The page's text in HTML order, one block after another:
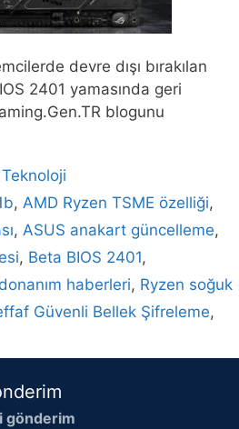
devre dışı bırakılan
2401 yamasında geri
blogunu
Teknoloji
,AMD Ryzen TSME özelliği,
, ASUS anakart güncelleme,
, Beta BIOS 2401,
haberleri, Ryzen soğuk
Güvenli Bellek Şifreleme,
gönderim